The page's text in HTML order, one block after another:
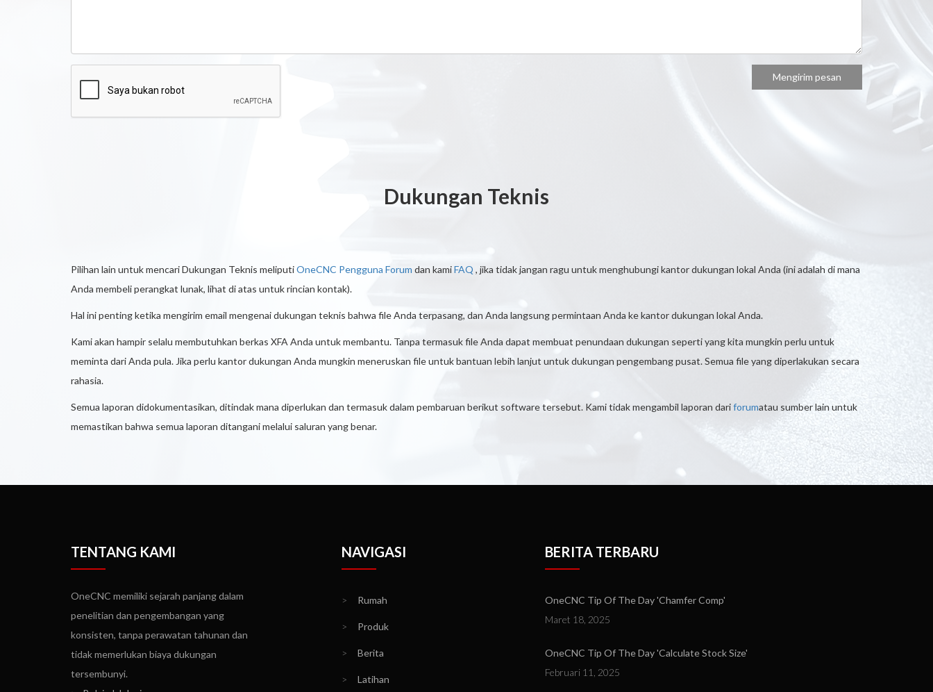
Dukungan Teknis
Pilihan lain untuk mencari Dukungan Teknis meliputiOneCNC Pengguna Forum dan kamiFAQ , jika tidak jangan ragu untuk menghubungi kantor dukungan lokal Anda (ini adalah di mana
Anda membeli perangkat lunak, lihat di atas untuk rincian kontak).
Hal ini penting ketika mengirim email mengenai dukungan teknis bahwa file Anda terpasang, dan Anda langsung permintaan Anda ke kantor dukungan lokal Anda.
Kami akan hampir selalu membutuhkan berkas XFA Anda untuk membantu. Tanpa termasuk file Anda dapat membuat penundaan dukungan seperti yang kita mungkin perlu untuk
meminta dari Anda pula. Jika perlu kantor dukungan Anda mungkin meneruskan file untuk bantuan lebih lanjut untuk dukungan pengembang pusat. Semua file yang diperlakukan secara
rahasia.
Semua laporan didokumentasikan, ditindak mana diperlukan dan termasuk dalam pembaruan berikut software tersebut. Kami tidak mengambil laporan dariforumatau sumber lain untuk
memastikan bahwa semua laporan ditangani melalui saluran yang benar.
TENTANG KAMI
OneCNC memiliki sejarah panjang dalam
penelitian dan pengembangan yang
konsisten, tanpa perawatan tahunan dan
tidak memerlukan biaya dukungan
tersembunyi.
NAVIGASI
> Rumah
> Produk
> Berita
> Latihan
BERITA TERBARU
OneCNC Tip Of The Day 'Chamfer Comp'
Maret 18, 2025
OneCNC Tip Of The Day 'Calculate Stock Size'
Februari 11, 2025